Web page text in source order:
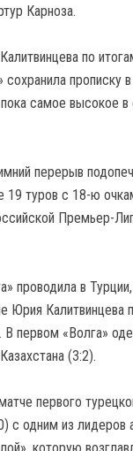
Карноза.
по
сохранила прописку
самое высокое
перерыв
19 туров с 18-ю
Премьер-
проводила в
Юрия Калитвинцева
В первом «Волга»
(3:2).
первого
с одним из лидеров